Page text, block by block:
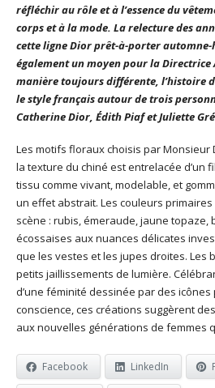
réfléchir au rôle et à l’essence du
corps et à la mode. La relecture des
cette ligneDiorprêt-à-porter automne-
également un moyen pour la
manière toujours différente, l’histoire
lestylefrançaisautour de trois
CatherineDior, Édith Piaf et Juliette
Les motifs floraux choisis par Monsieur
la texture du chiné est entrelacée d’un
tissu comme vivant, modelable, et
un effet abstrait. Les couleurs
scène : rubis, émeraude, jaune topaze,
écossaises aux nuances délicates
que les vestes et les jupes droites. Les
petits jaillissements de lumière.
d’une féminité dessinée par des
conscience, ces créations suggèrent
aux nouvelles générations de femmes
Facebook LinkedIn